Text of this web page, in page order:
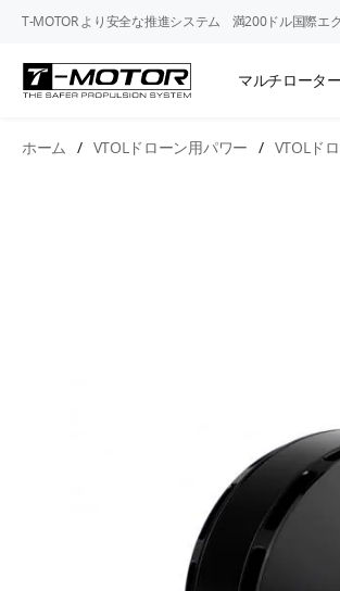
T-MOTOR より安全な推進システム 満200ドル国際エ
マルチロータ
ホーム / VTOLドローン用パワー / VTOLド